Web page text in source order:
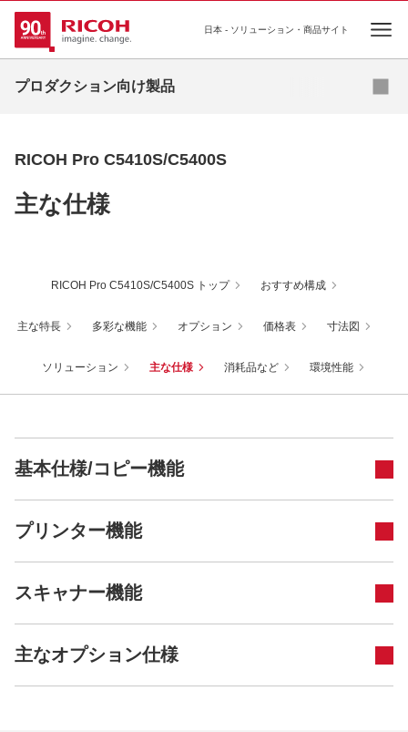
日本 - ソリューション・商品サイト
プロダクション向け製品
基幹プリンティング
RICOH Pro C5410S/C5400S
主な仕様
RICOH Pro C5410S/C5400S トップ おすすめ構成
主な特長 多彩な機能 オプション 価格表 寸法図
ソリューション 主な仕様 消耗品など 環境性能
基本仕様/コピー機能
プリンター機能
スキャナー機能
主なオプション仕様